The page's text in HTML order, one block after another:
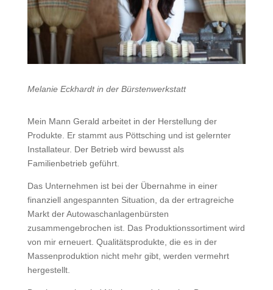
Melanie Eckhardt in der Bürstenwerkstatt
Mein Mann Gerald arbeitet in der Herstellung der
Produkte. Er stammt aus Pöttsching und ist gelernter
Installateur. Der Betrieb wird bewusst als
Familienbetrieb geführt.
Das Unternehmen ist bei der Übernahme in einer
finanziell angespannten Situation, da der ertragreiche
Markt der Autowaschanlagenbürsten
zusammengebrochen ist. Das Produktionssortiment wird
von mir erneuert. Qualitätsprodukte, die es in der
Massenproduktion nicht mehr gibt, werden vermehrt
hergestellt.